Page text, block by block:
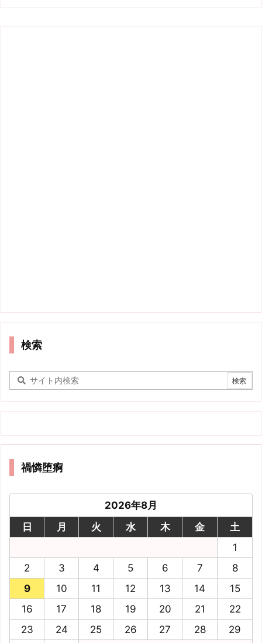
検索
禍憐堕痾
2026年8月
日
月 火 水 木 金
土
1
2
3 4 5 6 7
8
9
10 11 12 13 14
15
16
17 18 19 20 21
22
23
24 25 26 27 28
29